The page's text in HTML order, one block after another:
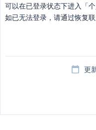
可以在已登录状态下进入「
如已无法登录，请通过恢复
更